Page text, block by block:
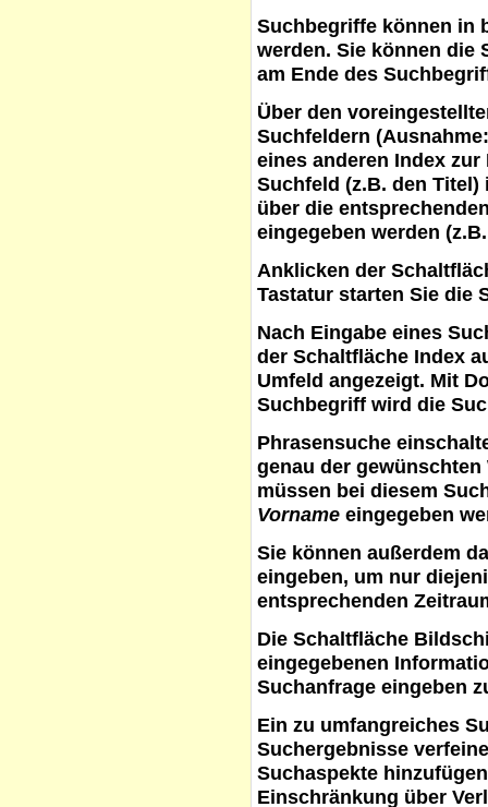
Suchbegriffe können in
werden. Sie können die
am Ende des
Über den
Suchfeldern
eines anderen Index
Suchfeld (z.B. den
über die
eingegeben werden
Anklicken der
Tastatur starten Sie die
Nach Eingabe eines
der Schaltfläche Index
Umfeld angezeigt. Mit
Suchbegriff wird die
Phrasensuche
genau der
müssen bei diesem
Vorname eingegeben
Sie können außerdem
eingeben, um nur
entsprechenden
Die Schaltfläche
eingegebenen
Suchanfrage eingeben
Ein zu umfangreiches
Suchergebnisse
Suchaspekte
Einschränkung über